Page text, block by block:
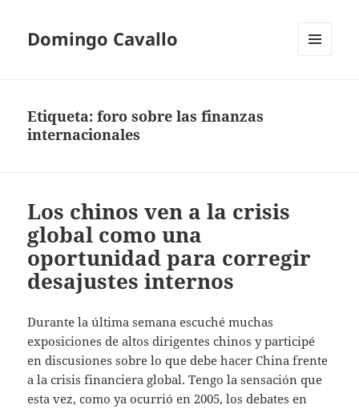
Domingo Cavallo
Etiqueta:foro sobre las finanzas
internacionales
Los chinos ven a la crisis
global como una
oportunidad para corregir
desajustes internos
Durante la última semana escuché muchas
exposiciones de altos dirigentes chinos y participé
en discusiones sobre lo que debe hacer China frente
a la crisis financiera global. Tengo la sensación que
esta vez, como ya ocurrió en 2005, los debates en